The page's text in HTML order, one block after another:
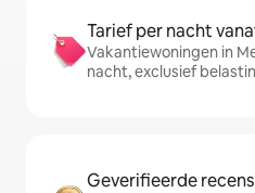
Tarief per nacht
Vakantiewoningen in
nacht, exclusief
Geverifieerde